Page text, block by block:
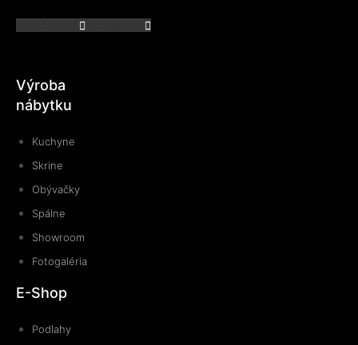
Výroba
nábytku
Kuchyne
Skrine
Obývačky
Spálne
Showroom
Fotogaléria
E-Shop
Podlahy